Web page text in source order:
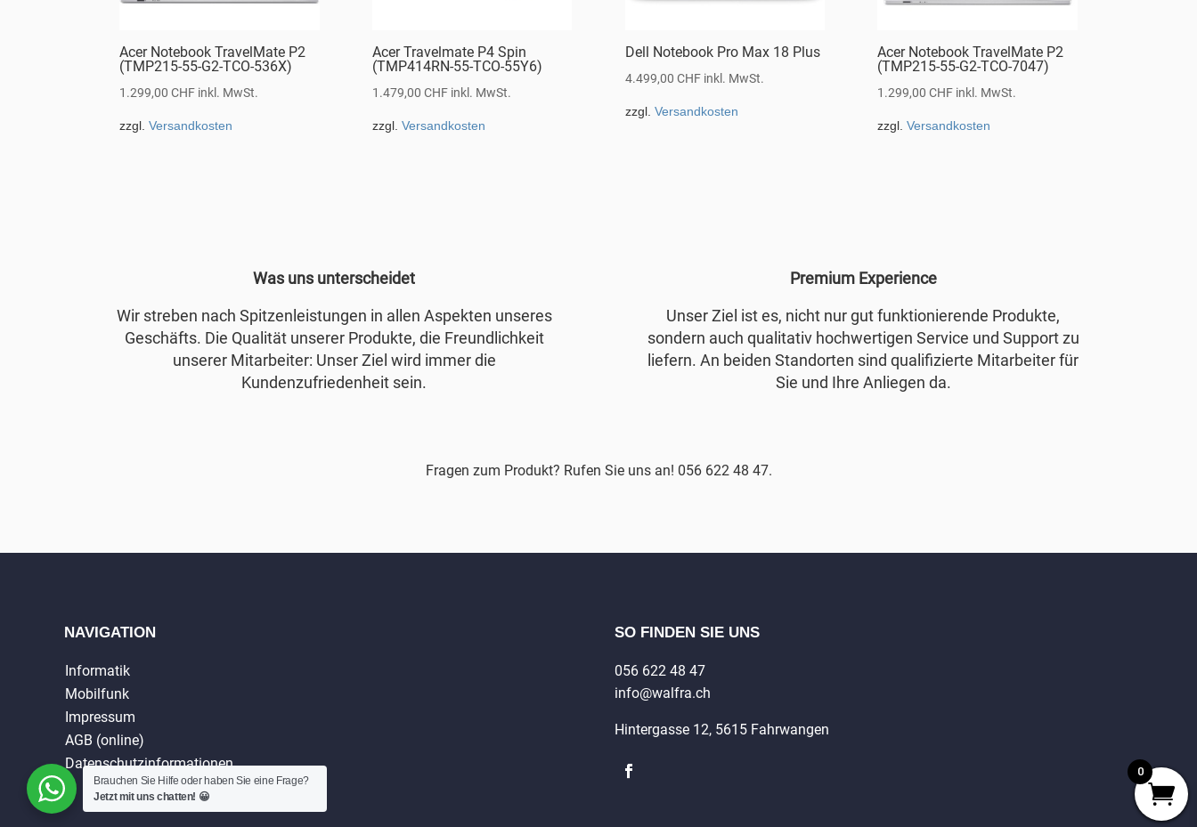
Acer Notebook TravelMate P2
(TMP215-55-G2-TCO-536X)
1.299,00CHF inkl. MwSt.
zzgl.Versandkosten
Acer Travelmate P4 Spin
(TMP414RN-55-TCO-55Y6)
1.479,00 CHF inkl. MwSt.
zzgl. Versandkosten
Dell Notebook Pro Max 18 Plus
4.499,00 CHF inkl. MwSt.
zzgl. Versandkosten
Acer Notebook TravelMate P2
(TMP215-55-G2-TCO-7047)
1.299,00CHF inkl. MwSt.
zzgl.Versandkosten
Was uns unterscheidet
Wir streben nach Spitzenleistungen in allen Aspekten unseres
Geschäfts. Die Qualität unserer Produkte, die Freundlichkeit
unserer Mitarbeiter: Unser Ziel wird immer die
Kundenzufriedenheit sein.
Premium Experience
Unser Ziel ist es, nicht nur gut funktionierende Produkte,
sondern auch qualitativ hochwertigen Service und Support zu
liefern. An beiden Standorten sind qualifizierte Mitarbeiter für
Sie und Ihre Anliegen da.
Fragen zum Produkt? Rufen Sie uns an! 056 622 48 47.
NAVIGATION
Informatik
Mobilfunk
Impressum
AGB (online)
Datenschutzinformationen
SO FINDEN SIE UNS
056 622 48 47
info@walfra.ch
Hintergasse 12, 5615 Fahrwangen
Brauchen Sie Hilfe oder haben Sie eine Frage?
Jetzt mit uns chatten! 😀
0